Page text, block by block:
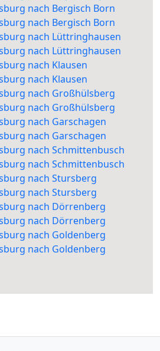
nach Bergisch Born
nach Bergisch Born
nach Lüttringhausen
nach Lüttringhausen
nach Klausen
nach Klausen
nach Großhülsberg
nach Großhülsberg
nach Garschagen
nach Garschagen
nach Schmittenbusch
nach Schmittenbusch
nach Stursberg
nach Stursberg
nach Dörrenberg
nach Dörrenberg
nach Goldenberg
nach Goldenberg